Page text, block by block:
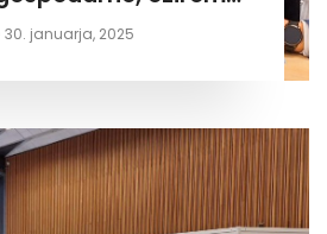
Tokrat na Žalskem«
30. januarja, 2025